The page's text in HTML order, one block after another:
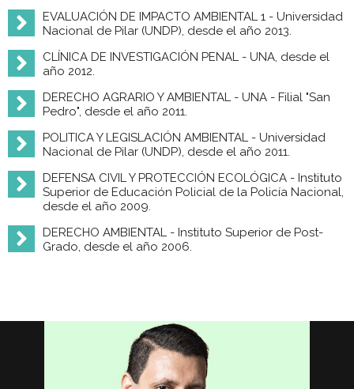
EVALUACIÓN DE IMPACTO AMBIENTAL 1 - Universidad
Nacional de Pilar (UNDP), desde el año 2013.
CLÍNICA DE INVESTIGACIÓN PENAL - UNA, desde el
año 2012.
DERECHO AGRARIO Y AMBIENTAL - UNA - Filial "San
Pedro", desde el año 2011.
POLITICA Y LEGISLACIÓN AMBIENTAL - Universidad
Nacional de Pilar (UNDP), desde el año 2011.
DEFENSA CIVIL Y PROTECCIÓN ECOLÓGICA - Instituto
Superior de Educación Policial de la Policía Nacional,
desde el año 2009.
DERECHO AMBIENTAL - Instituto Superior de Post-
Grado, desde el año 2006.